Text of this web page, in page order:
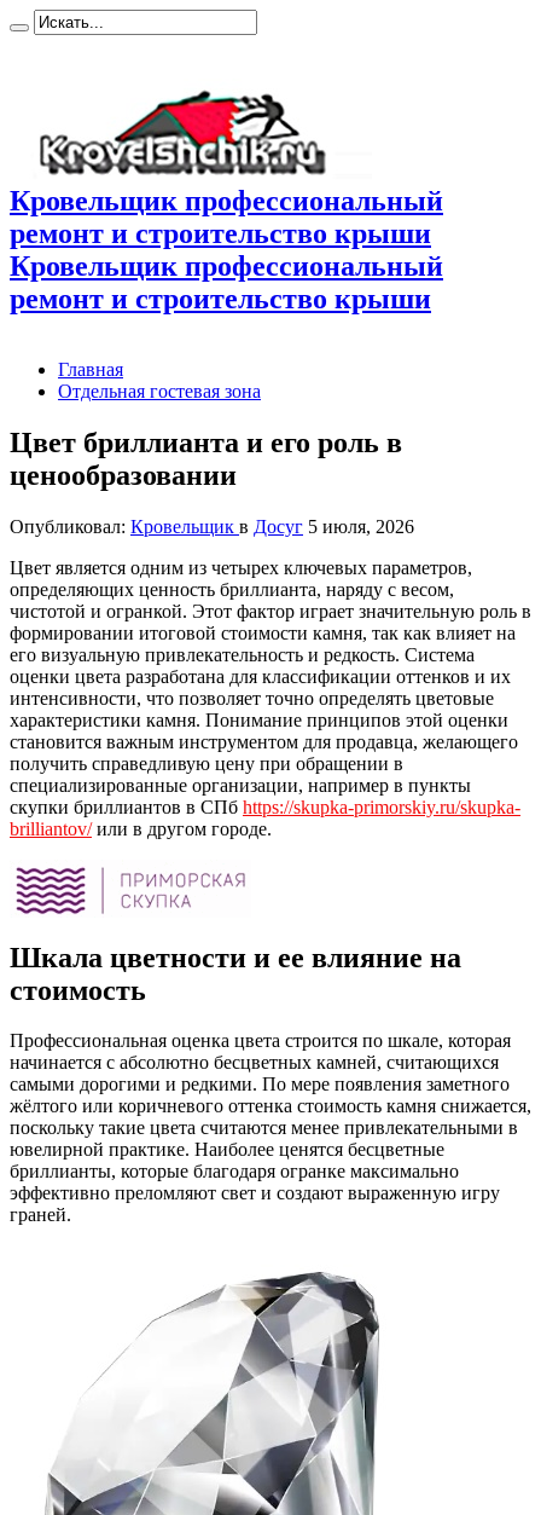
Кровельщик профессиональный
ремонт и строительство крыши
Кровельщик профессиональный
ремонт и строительство крыши
Главная
Отдельная гостевая зона
Цвет бриллианта и его роль в
ценообразовании
Опубликовал: Кровельщик в Досуг 5 июля, 2026
Цвет является одним из четырех ключевых параметров,
определяющих ценность бриллианта, наряду с весом,
чистотой и огранкой. Этот фактор играет значительную роль в
формировании итоговой стоимости камня, так как влияет на
его визуальную привлекательность и редкость. Система
оценки цвета разработана для классификации оттенков и их
интенсивности, что позволяет точно определять цветовые
характеристики камня. Понимание принципов этой оценки
становится важным инструментом для продавца, желающего
получить справедливую цену при обращении в
специализированные организации, например в пункты
скупки бриллиантов в СПб https://skupka-primorskiy.ru/skupka-
brilliantov/или в другом городе.
Шкала цветности и ее влияние на
стоимость
Профессиональная оценка цвета строится по шкале, которая
начинается с абсолютно бесцветных камней, считающихся
самыми дорогими и редкими. По мере появления заметного
жёлтого или коричневого оттенка стоимость камня снижается,
поскольку такие цвета считаются менее привлекательными в
ювелирной практике. Наиболее ценятся бесцветные
бриллианты, которые благодаря огранке максимально
эффективно преломляют свет и создают выраженную игру
граней.